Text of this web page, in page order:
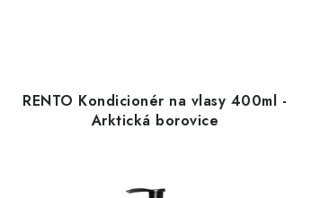
RENTO Kondicionér na vlasy 400ml -
Arktická borovice